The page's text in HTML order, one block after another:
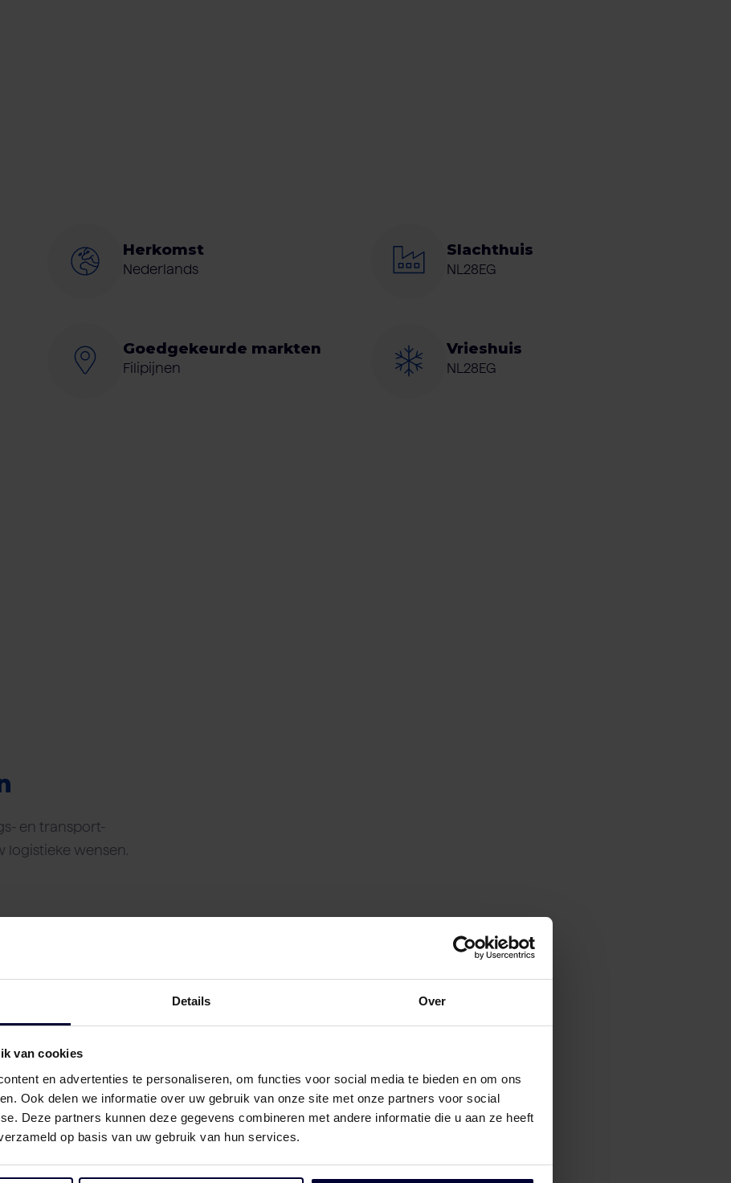
Details Over
van cookies
en advertenties te personaliseren, om functies voor social media te bieden en om ons
Ook delen we informatie over uw gebruik van onze site met onze partners voor social
Deze partners kunnen deze gegevens combineren met andere informatie die u aan ze heeft
op basis van uw gebruik van hun services.
Herkomst
Nederlands
Slachthuis
NL28EG
Goedgekeurde markten
Filipijnen
Vrieshuis
NL28EG
en transport-
logistieke wensen.